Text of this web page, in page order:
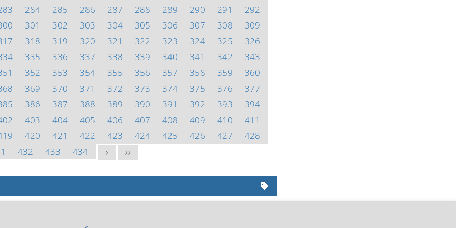
284 285 286 287 288 289 290 291
292
301 302 303 304 305 306 307 308
309
318 319 320 321 322 323 324 325
326
335 336 337 338 339 340 341 342
343
352 353 354 355 356 357 358 359
360
369 370 371 372 373 374 375 376
377
386 387 388 389 390 391 392 393
394
403 404 405 406 407 408 409 410
411
420 421 422 423 424 425 426 427
428
432 433 434 > >>